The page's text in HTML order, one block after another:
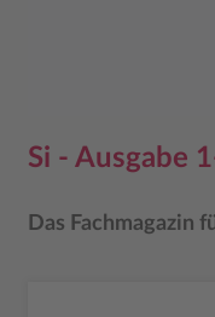
Si - Ausgabe
Das Fachmagazin